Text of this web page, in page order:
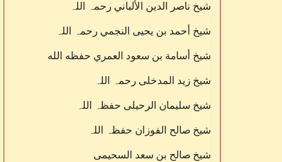
شيخ ناصر الدين الألباني رحمہ اللہ
شیخ أحمد بن يحيی النجمي رحمہ اللہ
شیخ أسامة بن سعود العمري حفظه الله
شیخ زید المدخلی رحمہ اللہ
شیخ سلیمان الرحیلی حفظہ اللہ
شیخ صالح الفوزان حفظہ اللہ
شیخ صالح بن سعد السحیمی